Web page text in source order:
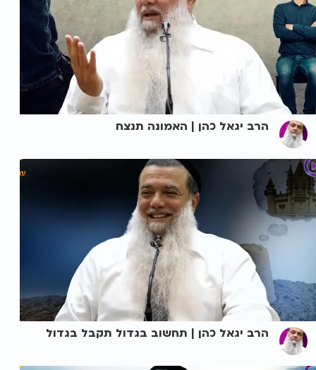
הרב יגאל כהן | האמונה תנצח
הרב יגאל כהן | תחשוב בגדול תקבל בגדול